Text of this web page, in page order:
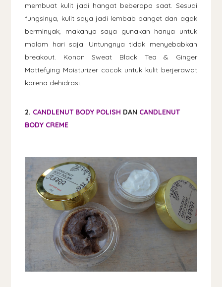
membuat kulit jadi hangat beberapa saat. Sesuai
fungsinya, kulit saya jadi lembab banget dan agak
berminyak, makanya saya gunakan hanya untuk
malam hari saja. Untungnya tidak menyebabkan
breakout. Konon Sweat Black Tea & Ginger
Mattefying Moisturizer cocok untuk kulit berjerawat
karena dehidrasi.
2. CANDLENUT BODY POLISH DAN CANDLENUT
BODY CREME